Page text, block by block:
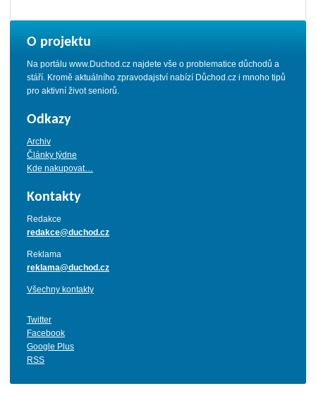
O projektu
Na portálu www.Duchod.cz najdete vše o problematice důchodů a
stáří. Kromě aktuálního zpravodajství nabízí Důchod.cz i mnoho tipů
pro aktivní život seniorů.
Odkazy
Archiv
Články týdne
Kde nakupovat…
Kontakty
Redakce
redakce@duchod.cz
Reklama
reklama@duchod.cz
Všechny kontakty
Twitter
Facebook
Google Plus
RSS